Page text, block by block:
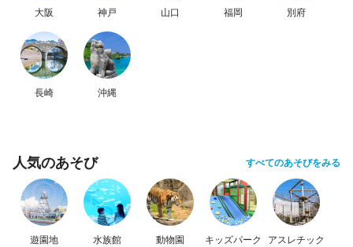
大阪 神戸 山口 福岡 別府
長崎 沖縄
人気のあそび すべてのあそびをみる
遊園地 水族館 動物園 キッズパーク アスレチック